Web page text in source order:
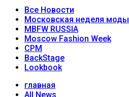
Все Новости
Московская неделя моды
MBFW RUSSIA
Moscow Fashion Week
CPM
BackStage
Lookbook
главная
All News